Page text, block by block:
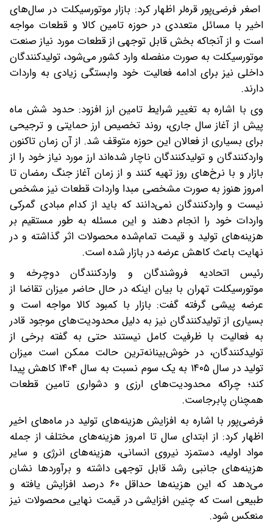
اصغر فرضی‌پور قره‌لر اظهار کرد: بازار موتورسیکلت در سال‌های
اخیر با مسائل متعددی در حوزه تامین کالا و قطعات مواجه
است و از آنجاکه بخش قابل توجهی از قطعات مورد نیاز صنعت
موتورسیکلت به صورت منفصله وارد کشور می‌شود، تولیدکنندگان
داخلی نیز برای ادامه فعالیت خود وابستگی زیادی به واردات
دارند.
وی با اشاره به تغییر شرایط تامین ارز افزود: حدود شش ماه
پیش از آغاز سال جاری، روند تخصیص ارز حمایتی و ترجیحی
برای بسیاری از فعالان این حوزه متوقف شد. از آن زمان تاکنون
واردکنندگان و تولیدکنندگان ناچار شده‌اند ارز مورد نیاز خود را از
بازار و با نرخ‌های روز تهیه کنند و از زمان آغاز جنگ رمضان تا
امروز هنوز به صورت مشخصی مبدا واردات قطعات نیز مشخص
نیست و واردکنندگان نمی‌دانند که باید از کدام مبادی گمرکی
واردات خود را انجام دهند و این مسئله به طور مستقیم بر
هزینه‌های تولید و قیمت تمام‌شده محصولات اثر گذاشته و در
نهایت باعث کاهش عرضه در بازار شده است.
رئیس اتحادیه فروشندگان و واردکنندگان دوچرخه و
موتورسیکلت تهران با بیان اینکه در حال حاضر میزان تقاضا از
عرضه پیشی گرفته گفت: بازار با کمبود کالا مواجه است و
بسیاری از تولیدکنندگان نیز به دلیل محدودیت‌های موجود قادر
به فعالیت با ظرفیت کامل نیستند حتی به گفته برخی از
تولیدکنندگان، در خوش‌بینانه‌ترین حالت ممکن است میزان
تولید در سال ۱۴۰۵ به یک سوم نسبت به سال ۱۴۰۴ کاهش پیدا
کند؛ چراکه محدودیت‌های ارزی و دشواری تامین قطعات
همچنان پابرجاست.
فرضی‌پور با اشاره به افزایش هزینه‌های تولید در ماه‌های اخیر
اظهار کرد: از ابتدای سال تا امروز هزینه‌های مختلف از جمله
مواد اولیه، دستمزد نیروی انسانی، هزینه‌های انرژی و سایر
هزینه‌های جانبی رشد قابل توجهی داشته و برآوردها نشان
می‌دهد که این هزینه‌ها حداقل ۶۰ درصد افزایش یافته‌ و
طبیعی است که چنین افزایشی در قیمت نهایی محصولات نیز
منعکس شود.